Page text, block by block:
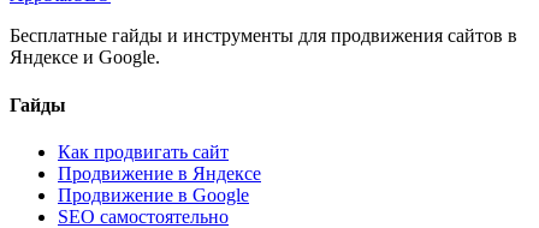
Бесплатные гайды и инструменты для продвижения сайтов в
Яндексе и Google.
Гайды
Как продвигать сайт
Продвижение в Яндексе
Продвижение в Google
SEO самостоятельно